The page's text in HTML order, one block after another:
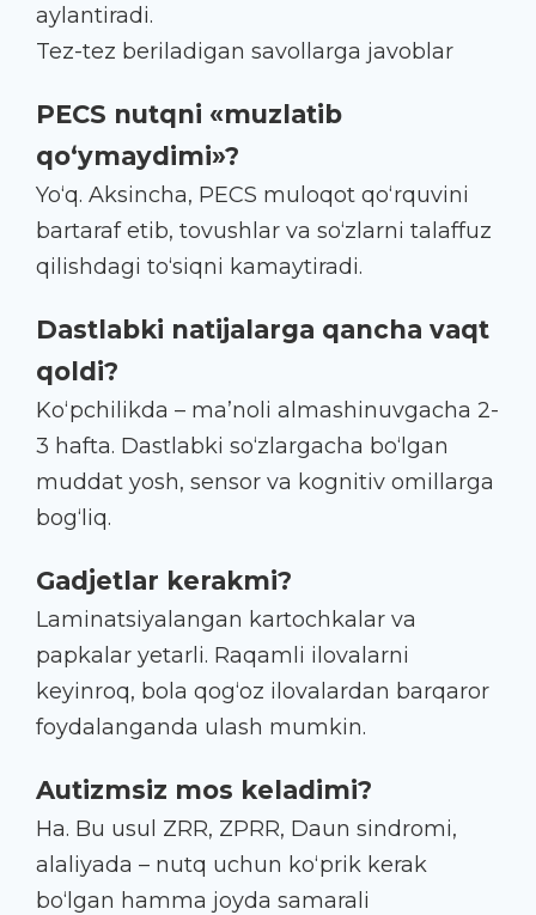
aylantiradi.
Tez-tez beriladigan savollarga javoblar
PECS nutqni «muzlatib
qo‘ymaydimi»?
Yo‘q. Aksincha, PECS muloqot qo‘rquvini
bartaraf etib, tovushlar va so‘zlarni talaffuz
qilishdagi to‘siqni kamaytiradi.
Dastlabki natijalarga qancha vaqt
qoldi?
Ko‘pchilikda – ma’noli almashinuvgacha 2-
3 hafta. Dastlabki so‘zlargacha bo‘lgan
muddat yosh, sensor va kognitiv omillarga
bog‘liq.
Gadjetlar kerakmi?
Laminatsiyalangan kartochkalar va
papkalar yetarli. Raqamli ilovalarni
keyinroq, bola qog‘oz ilovalardan barqaror
foydalanganda ulash mumkin.
Autizmsiz mos keladimi?
Ha. Bu usul ZRR, ZPRR, Daun sindromi,
alaliyada – nutq uchun ko‘prik kerak
bo‘lgan hamma joyda samarali